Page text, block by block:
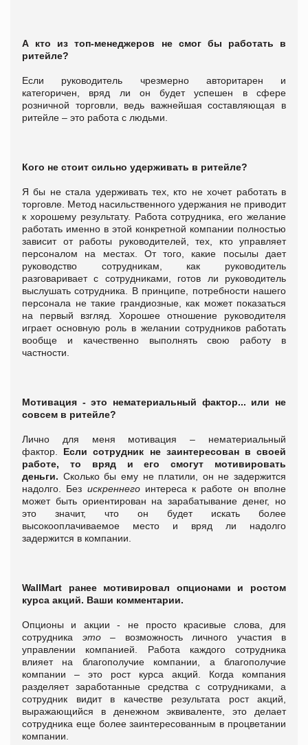
А кто из топ-менеджеров не смог бы работать в
ритейле?
Если руководитель чрезмерно авторитарен и
категоричен, вряд ли он будет успешен в сфере
розничной торговли, ведь важнейшая составляющая в
ритейле – это работа с людьми.
Кого не стоит сильно удерживать в ритейле?
Я бы не стала удерживать тех, кто не хочет работать в
торговле. Метод насильственного удержания не приводит
к хорошему результату. Работа сотрудника, его желание
работать именно в этой конкретной компании полностью
зависит от работы руководителей, тех, кто управляет
персоналом на местах. От того, какие посылы дает
руководство сотрудникам, как руководитель
разговаривает с сотрудниками, готов ли руководитель
выслушать сотрудника. В принципе, потребности нашего
персонала не такие грандиозные, как может показаться
на первый взгляд. Хорошее отношение руководителя
играет основную роль в желании сотрудников работать
вообще и качественно выполнять свою работу в
частности.
Мотивация - это нематериальный фактор... или не
совсем в ритейле?
Лично для меня мотивация – нематериальный
фактор. Если сотрудник не заинтересован в своей
работе, то вряд и его смогут мотивировать
деньги. Сколько бы ему не платили, он не задержится
надолго. Без искреннегоинтереса к работе он вполне
может быть ориентирован на зарабатывание денег, но
это значит, что он будет искать более
высокооплачиваемое место и вряд ли надолго
задержится в компании.
WallMart ранее мотивировал опционами и ростом
курса акций. Ваши комментарии.
Опционы и акции - не просто красивые слова, для
сотрудника это –
возможность личного участия в
управлении компанией. Работа каждого сотрудника
влияет на благополучие компании, а благополучие
компании – это рост курса акций. Когда компания
разделяет заработанные средства с сотрудниками, а
сотрудник видит в качестве результата рост акций,
выражающийся в денежном эквиваленте, это делает
сотрудника еще более заинтересованным в процветании
компании.